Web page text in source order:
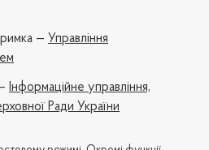
— Управління
Інформаційне управління,
Ради України